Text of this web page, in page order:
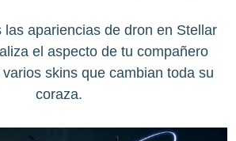
las apariencias de dron en Stellar
el aspecto de tu compañero
skins que cambian toda su
coraza.